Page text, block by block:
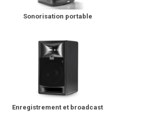
Sonorisation portable
Enregistrement et broadcast